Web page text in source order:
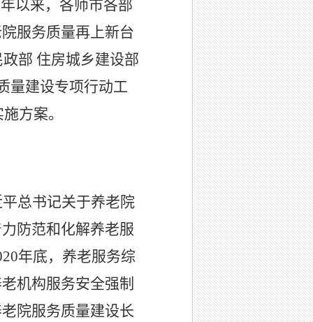
以来，各师市各部
服务质量再上新台
部 住房城乡建设部
量建设专项行动工
方案。
总书记关于养老院
防范和化解养老服
年底，养老服务综
机构服务安全强制
院服务质量建设长